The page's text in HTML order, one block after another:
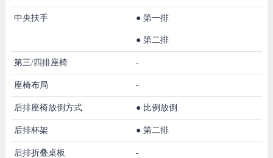
中央扶手 ● 第一排
● 第二排
第三/四排座椅 -
座椅布局 -
后排座椅放倒方式 ● 比例放倒
后排杯架 ● 第二排
后排折叠桌板 -